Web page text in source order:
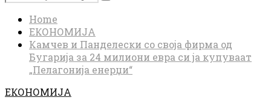
for:
Search
Home
ЕКОНОМИЈА
Камчев и Панделески со своја фирма од
Бугарија за 24 милиони евра си ја купуваат
„Пелагонија енерџи“
ЕКОНОМИЈА